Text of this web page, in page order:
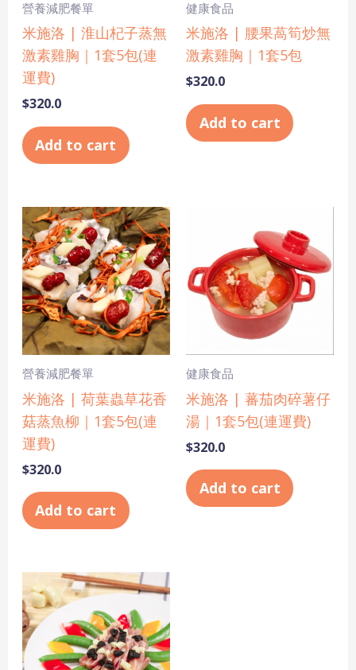
營養減肥餐單
米施洛 | 淮山杞子蒸無
激素雞胸｜1套5包(連
運費)
$320.0
Add to cart
健康食品
米施洛 | 腰果萵筍炒無
激素雞胸｜1套5包
$320.0
Add to cart
營養減肥餐單
米施洛 | 荷葉蟲草花香
菇蒸魚柳｜1套5包(連
運費)
$320.0
Add to cart
健康食品
米施洛 | 蕃茄肉碎薯仔
湯｜1套5包(連運費)
$320.0
Add to cart